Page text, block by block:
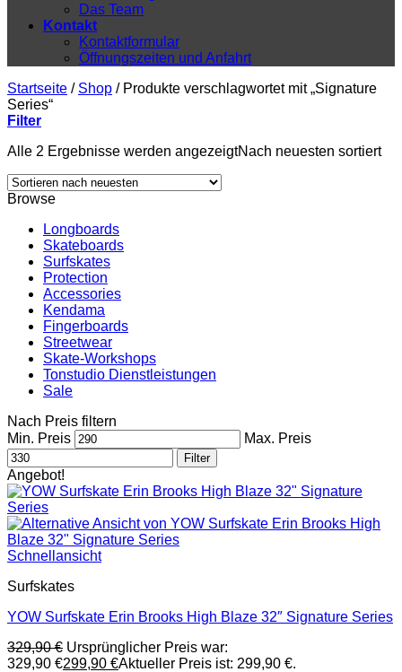
Das Team
Kontakt
Kontaktformular
Öffnungszeiten und Anfahrt
Startseite / Shop /Produkte verschlagwortet mit „Signature
Series“
Filter
Alle 2 Ergebnisse werden angezeigtNach neuesten sortiert
Browse
Longboards
Skateboards
Surfskates
Protection
Accessories
Kendama
Fingerboards
Streetwear
Skate-Workshops
Tonstudio Dienstleistungen
Sale
Nach Preis filtern
Min. Preis
Max. Preis
Filter
Angebot!
Schnellansicht
Surfskates
YOW Surfskate Erin Brooks High Blaze 32″ Signature Series
329,90€ Ursprünglicher Preis war:
329,90 €299,90 €Aktueller Preis ist: 299,90 €.